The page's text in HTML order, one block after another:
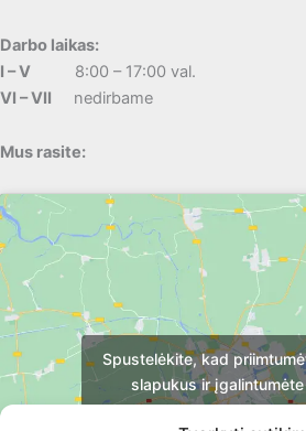
Darbo laikas:
I – V 8:00 – 17:00 val.
VI – VII nedirbame
Mus rasite:
Spustelėkite, kad
slapukus ir